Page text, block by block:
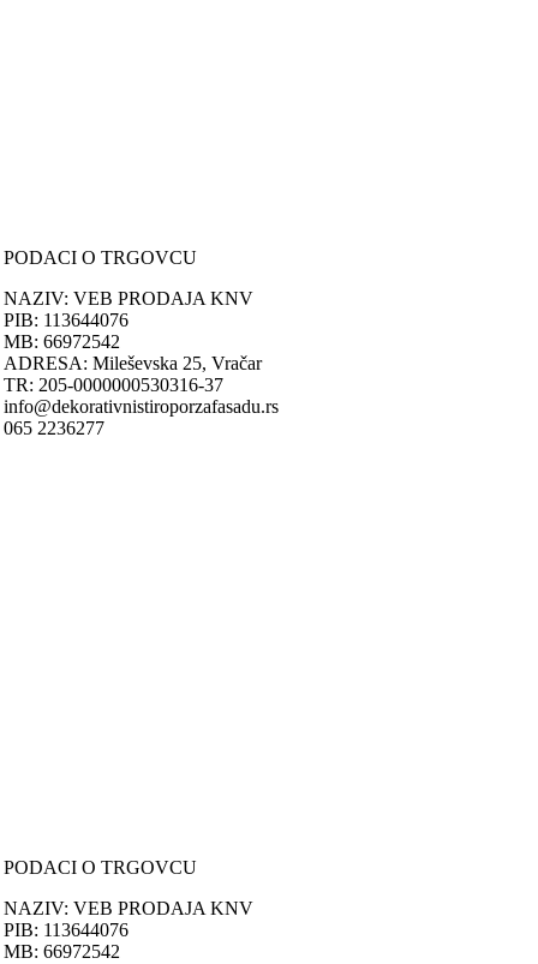
PODACI O TRGOVCU
NAZIV: VEB PRODAJA KNV
PIB: 113644076
MB: 66972542
ADRESA: Mileševska 25, Vračar
TR: 205-0000000530316-37
info@dekorativnistiroporzafasadu.rs
065 2236277
PODACI O TRGOVCU
NAZIV: VEB PRODAJA KNV
PIB: 113644076
MB: 66972542